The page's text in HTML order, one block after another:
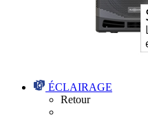
ÉCLAIRAGE
Retour